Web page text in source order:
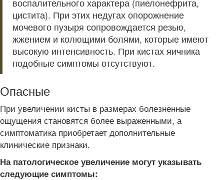
воспалительного характера (пиелонефрита,
цистита). При этих недугах опорожнение
мочевого пузыря сопровождается резью,
жжением и колющими болями, которые имеют
высокую интенсивность. При кистах яичника
подобные симптомы отсутствуют.
Опасные
При увеличении кисты в размерах болезненные
ощущения становятся более выраженными, а
симптоматика приобретает дополнительные
клинические признаки.
На патологическое увеличение могут указывать
следующие симптомы: